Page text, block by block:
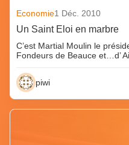
Economie1 Déc. 2010
Un Saint Eloi en marbre
C’est Martial Moulin le
Fondeurs de Beauce et…d’
piwi